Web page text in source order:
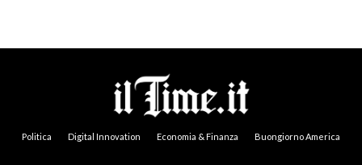
Politica Digital Innovation Economia & Finanza Buongiorno America